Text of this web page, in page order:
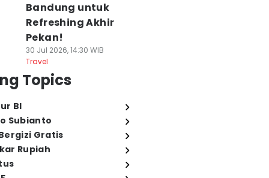
Bandung untuk
Refreshing Akhir
Pekan!
30 Jul 2026, 14:30 WIB
Travel
Topics
BI
Subianto
Gratis
Rupiah